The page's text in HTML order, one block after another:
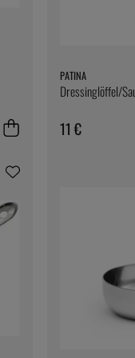
PATINA
Dressinglöffel/
11 €